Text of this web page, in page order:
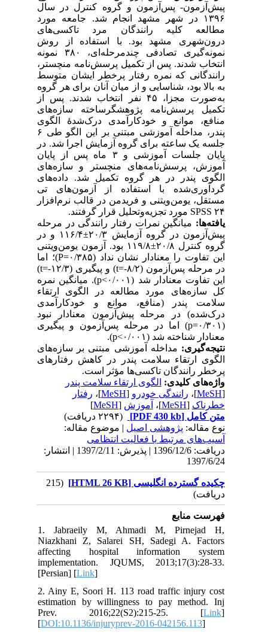
پیش‌آزمون- پس‌آزمون و گروه کنترل در سال
۱۳۹۶ در شهر مشهد انجام شد. جامعه مورد
مطالعه کلیه رانندگان مرد تاکسی‌های
درون‌شهری مشهد بود. با استفاده از روش
نمونه‌گیری تصادفی چند‌مرحله‌ای، ۳۸۰ نمونه
انتخاب شدند. پس از تکمیل پرسش‌نامه منچستر،
رانندگانی که نمره رفتار پر‌خطر ایشان متوسط
به بالا بود، شناسایی و از میان آنان برای هر گروه
به‌صورت مجزا، ۴۵ نفر انتخاب شدند. پس از
تکمیل پرسش‌نامه پژوهشگر‌ساخته سازه‌های
منافع، موانع و خودکارآمدی درک‌شدۀ الگوی
پندر، مداخله آموزشی مبتنی بر این الگو طی ۶
جلسه یک ساعته برای گروه آزمایش اجرا شد. در
پایان جلسات آموزشی و ۳ ماه پس از پایان
آموزش، پرسش‌نامه‌های منچستر و سازه‌های
الگوی پندر در هر گروه تکمیل شد. داده‌های
گردآوری‌شده با استفاده از آزمون‌های تی
مستقل، یومن‌ویتنی و فریدمن در قالب نرم‌افزار
SPSS ۲۴مورد تجزیه‌و‌تحلیل قرار گرفتند.
یافته‌ها:میانگین نمرات رفتار رانندگی در مرحله
پیش‌آزمون در گروه آزمایش ۲۰/۳±۱۱۶/۴ و در
گروه کنترل ۲۰/۸±۱۱۹/۸ بود. آزمون یومن‌ویتنی
این تفاوت را معنا‌دار نشان نداد (۰/۳۸۵=
P)؛ اما
در مرحله پس‌آزمون (۸/۲-=
t) و پیگیری (۱۲/۳-= t
)
این تفاوت معنادار شد (۰/۰۰۱
p<). میانگین نمره
کل سازه‌های مورد مطالعه در الگوی ارتقاء
سلامت پندر (منافع، موانع و خودکارآمدی
درک‌شده) در مرحله پیش‌آزمون معنادار نبود
p) اما در مرحله پس‌آزمون و پیگیری
معنادار شناخته شد (۰/۰۰۱
p<
).
نتیجه‌گیری:مداخله آموزشی مبتنی بر سازه‌های
الگوی ارتقاء سلامت پندر در کاهش رفتارهای
پرخطر رانندگان تاکسی‌ها مؤثر است.
واژه‌های کلیدی:الگوی ارتقاء سلامت پندر
MeSH]،رانندگی خودرو [
MeSH]،رفتار
خطرناک[
MeSH]،آموزش[
MeSH
]
متن کامل[PDF 430 kb]
نوع مقاله:پژوهشی اصيل| موضوع مقاله:
آسیب‌های مرتبط با فعاليت انتظامی
دریافت: 1396/12/6 | پذیرش: 1397/2/11 | انتشار:
1397/6/24
چکیده گسترده انگلیسی [HTML 26 KB]
(215
دریافت)
فهرست منابع
1. Jabraeily M, Ahmadi M, Pirnejad H,
Niazkhani Z, Salarei SH, Sadegi A. Factors
affecting hospital information system
implementation. JQUMS, 2013;17(3):28-33.
[Persian] [Link
2. Ainy E, Soori H. 113 road traffic injury cost
estimation by willingness to pay method. Inj
Prev. 2016;22(S2):215-25. [Link
[DOI:10.1136/injuryprev-2016-042156.113